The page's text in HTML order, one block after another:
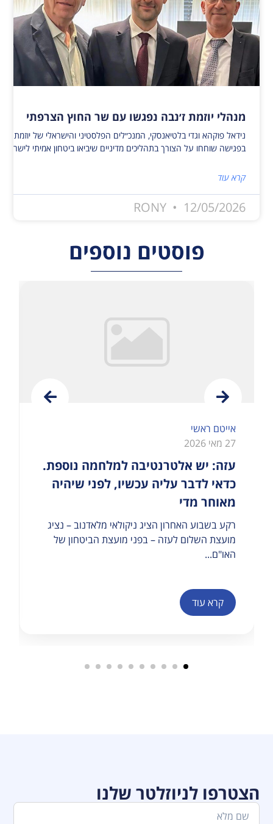
מנהלי יוזמת ז׳נבה נפגשו עם שר החוץ הצרפתי
נידאל פוקהא וגדי בלטיאנסקי, המנכ״לים הפלסטיני והישראלי של יוזמת
בפגישה שוחחו על הצורך בתהליכים מדיניים שיביאו ביטחון אמיתי
קרא עוד
RONY 12/05/2026
פוסטים נוספים
אייטם ראשי
27 מאי 2026
עזה: יש אלטרנטיבה למלחמה נוספת.
כדאי לדבר עליה עכשיו, לפני שיהיה
מאוחר מדי
רקע בשבוע האחרון הציג ניקולאי מלאדנוב – נציג
מועצת השלום לעזה – בפני מועצת הביטחון של
האו"ם...
קרא עוד
הצטרפו לניוזלטר שלנו